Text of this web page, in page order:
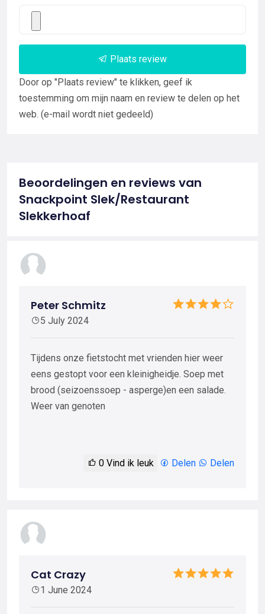
Plaats review
Door op "Plaats review" te klikken, geef ik
toestemming om mijn naam en review te delen op het
web. (e-mail wordt niet gedeeld)
Beoordelingen en reviews van
Snackpoint Slek/Restaurant
Slekkerhoaf
Peter Schmitz
5 July 2024
Tijdens onze fietstocht met vrienden hier weer
eens gestopt voor een kleinigheidje. Soep met
brood (seizoenssoep - asperge)en een salade.
Weer van genoten
0 Vind ik leuk Delen Delen
Cat Crazy
1 June 2024